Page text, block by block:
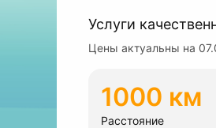
Услуги
Цены актуальны на
1000 км
Расстояние